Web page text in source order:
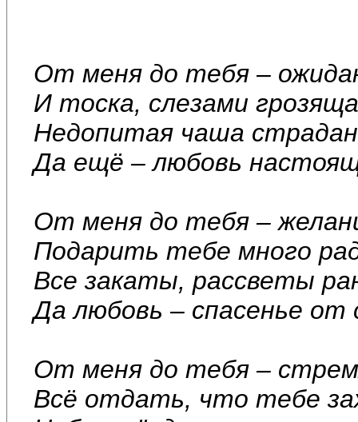
От меня до тебя –
И тоска, слезами
Недопитая чаша
Да ещё – любовь
От меня до тебя –
Подарить тебе много
Все закаты, рассветы
Да любовь – спасенье
От меня до тебя –
Всё отдать, что тебе